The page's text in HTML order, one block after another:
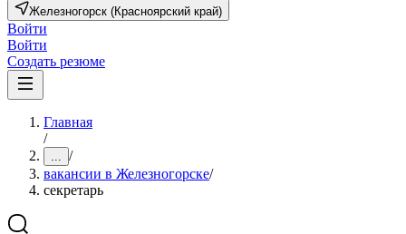
Железногорск (Красноярский край)
Войти
Войти
Создать резюме
Главная
/
... /
вакансии в Железногорске/
секретарь